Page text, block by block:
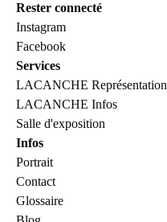
Rester connecté
Instagram
Facebook
Services
LACANCHE Représentation
LACANCHE Infos
Salle d'exposition
Infos
Portrait
Contact
Glossaire